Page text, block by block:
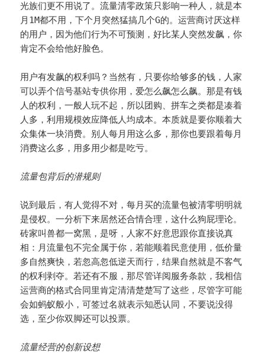
光族们更不用说了。流量清零政策只影响一种人，就是本
月1M都不用，下个月突然猛搞几个G的。运营商讨厌这样
的用户，因为他们行为不可预测，好比某人突然发飙，你
肯定不会给他好脸色。
用户有发飙的权利吗？当然有，只要你给够多的钱，人家
可以弄个信号基站专供你用，爱怎么飙怎么飙。那是有钱
人的权利，一般人玩不起，所以团购、拼车之类都是凑着
人多，利用规模效应降低人均成本。本质就是要你顺着大
众集体一块消费。别人每月用这么多，那你也要跟着每月
消费这么多，用多用少都是吃亏。
流量包背后的潜规则
说到最后，有人觉得不对，每月买的流量包被清零明明就
是侵权。一分析下来居然还合情合理，这什么狗屁理论。
砖家叫兽都一窝黑，是呀，人家不好意思跟你直接说真
相：月流量包不完全属于你，若能顺着民意使用，低价量
多自然爽快，若忽高忽低逆天而行，结果自然就是不客气
的权利剥夺。若还有不服，那尽管详阅服务条款，我相信
运营商的格式合同里肯定清清楚楚写了这些，尽管字可能
会如蚂蚁般小，可签过名就表示知悉认同，不要说没得
选，至少你双脚还可以投票。
流量经营的创新设想